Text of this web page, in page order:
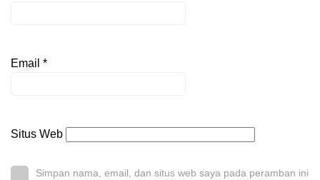
Email *
Situs Web
Simpan nama, email, dan situs web saya pada peramban ini